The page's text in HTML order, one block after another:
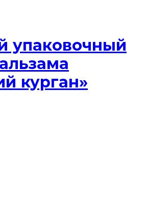
упаковочный
курган»